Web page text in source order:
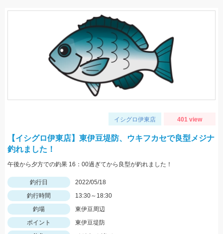
イシグロ伊東店 401 view
【イシグロ伊東店】東伊豆堤防、ウキフカセで良型メジナ
釣れました！
午後から夕方での釣果 16：00過ぎてから良型が釣れました！
釣行日
2022/05/18
釣行時間
13:30～18:30
釣場
東伊豆周辺
ポイント
東伊豆堤防